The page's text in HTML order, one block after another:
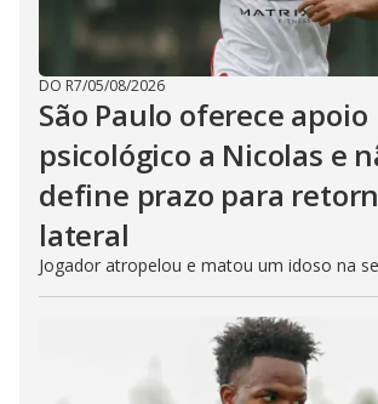
DO R7/05/08/2026
São Paulo oferece apoio
psicológico a Nicolas e
define prazo para
lateral
Jogador atropelou e matou um idoso na